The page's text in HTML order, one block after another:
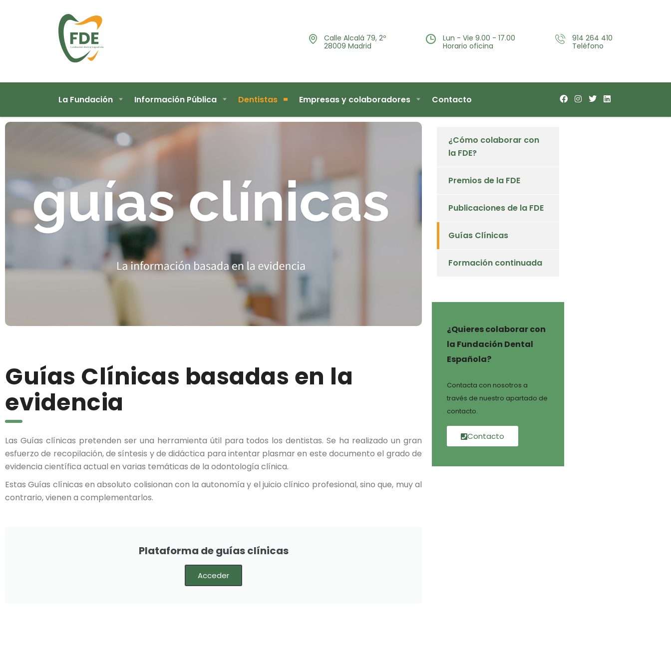
Calle Alcalá 79, 2º
28009 Madrid
Lun - Vie 9.00 - 17.00
Horario oficina
914 264 410
Teléfono
La Fundación Información Pública Dentistas Empresas y colaboradores Contacto
Guías Clínicas basadas en la
evidencia
Las Guías clínicas pretenden ser una herramienta útil para todos los dentistas. Se ha realizado un gran
esfuerzo de recopilación, de síntesis y de didáctica para intentar plasmar en este documento el grado de
evidencia científica actual en varias temáticas de la odontología clínica.
Estas Guías clínicas en absoluto colisionan con la autonomía y el juicio clínico profesional, sino que, muy al
contrario, vienen a complementarlos.
Plataforma de guías clínicas
Acceder
¿Cómo colaborar con
la FDE?
Premios de la FDE
Publicaciones de la FDE
Guías Clínicas
Formación continuada
¿Quieres colaborar con
la Fundación Dental
Española?
Contacta con nosotros a
través de nuestro apartado de
contacto.
Contacto